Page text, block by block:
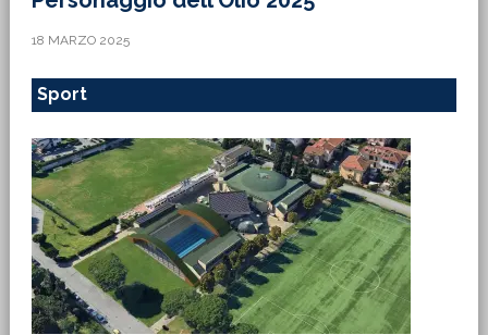
18 MARZO 2025
Sport